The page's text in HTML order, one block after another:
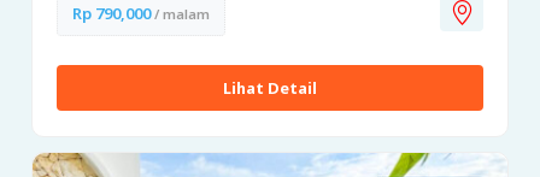
Rp 790,000/ malam
Lihat Detail